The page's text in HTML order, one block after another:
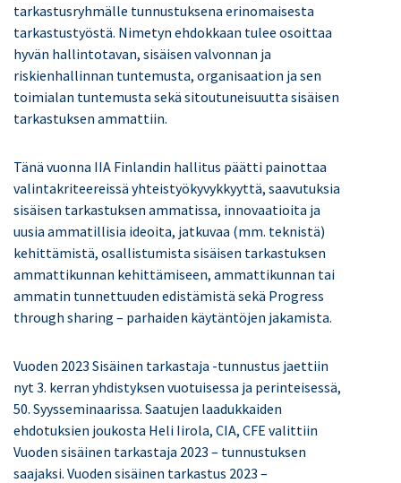
tarkastusryhmälle tunnustuksena erinomaisesta
tarkastustyöstä. Nimetyn ehdokkaan tulee osoittaa
hyvän hallintotavan, sisäisen valvonnan ja
riskienhallinnan tuntemusta, organisaation ja sen
toimialan tuntemusta sekä sitoutuneisuutta sisäisen
tarkastuksen ammattiin.
Tänä vuonna IIA Finlandin hallitus päätti painottaa
valintakriteereissä yhteistyökyvykkyyttä, saavutuksia
sisäisen tarkastuksen ammatissa, innovaatioita ja
uusia ammatillisia ideoita, jatkuvaa (mm. teknistä)
kehittämistä, osallistumista sisäisen tarkastuksen
ammattikunnan kehittämiseen, ammattikunnan tai
ammatin tunnettuuden edistämistä sekä Progress
through sharing – parhaiden käytäntöjen jakamista.
Vuoden 2023 Sisäinen tarkastaja -tunnustus jaettiin
nyt 3. kerran yhdistyksen vuotuisessa ja perinteisessä,
50. Syysseminaarissa. Saatujen laadukkaiden
ehdotuksien joukosta Heli Iirola, CIA, CFE valittiin
Vuoden sisäinen tarkastaja 2023 – tunnustuksen
saajaksi. Vuoden sisäinen tarkastus 2023 –